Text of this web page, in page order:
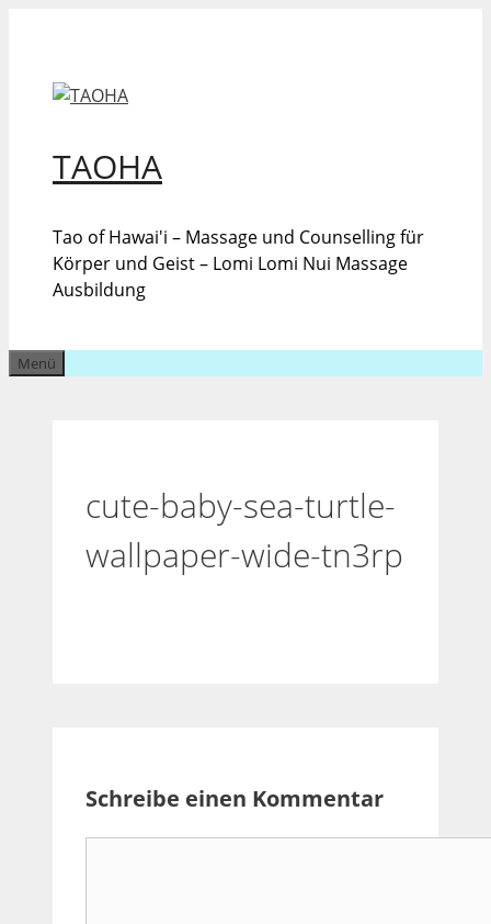
TAOHA
Tao of Hawai'i – Massage und Counselling für
Körper und Geist – Lomi Lomi Nui Massage
Ausbildung
Menü
cute-baby-sea-turtle-
wallpaper-wide-tn3rp
Schreibe einen Kommentar